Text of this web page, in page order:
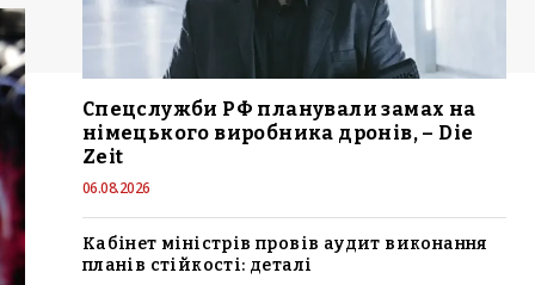
Спецслужби РФ планували замах на
німецького виробника дронів, – Die
Zeit
06.08.2026
Кабінет міністрів провів аудит виконання
планів стійкості: деталі